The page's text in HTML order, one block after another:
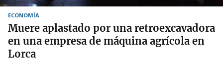
ECONOMÍA
Muere aplastado por una retroexcavadora
en una empresa de máquina agrícola en
Lorca